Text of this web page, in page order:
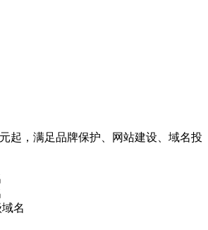
起，满足品牌保护、网站建设、域名投
名